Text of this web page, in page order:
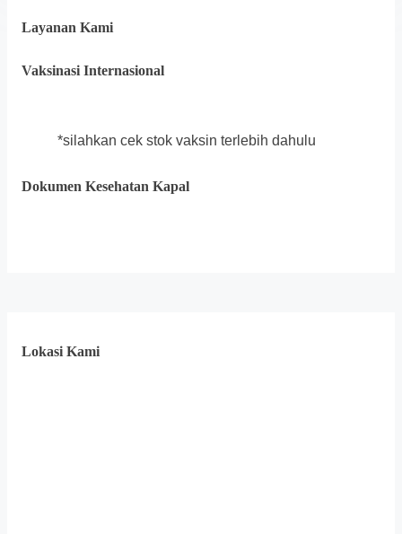
Layanan Kami
Vaksinasi Internasional
*silahkan cek stok vaksin terlebih dahulu
Dokumen Kesehatan Kapal
Lokasi Kami